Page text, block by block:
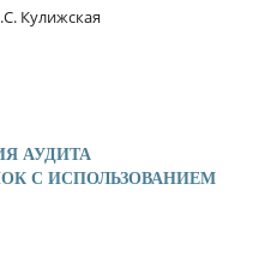
Кулижская
АУДИТА
С ИСПОЛЬЗОВАНИЕМ